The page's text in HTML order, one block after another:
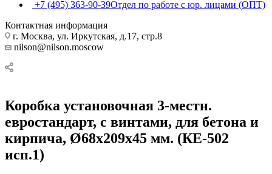
+7 (495) 363-90-39Отдел по работе с юр. лицами (ОПТ)
Контактная информация
г. Москва, ул. Иркутская, д.17, стр.8
nilson@nilson.moscow
Коробка установочная 3-местн.
евростандарт, с винтами, для бетона и
кирпича, Ø68х209х45 мм. (КЕ-502
исп.1)